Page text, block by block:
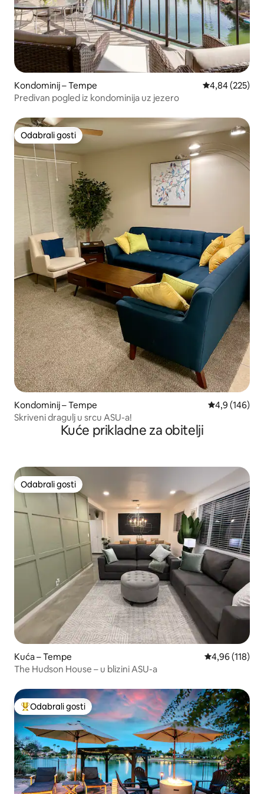
Kondominij – Tempe Prosječna
4,84 (225)
Predivan pogled iz kondominija uz jezero
Odabrali gosti
Odabrali gosti
Kondominij – Tempe Prosječna
4,9 (146)
Skriveni dragulj u srcu ASU-a!
Kuće prikladne za obitelji
Odabrali gosti
Odabrali gosti
Kuća – Tempe Prosječna
4,96 (118)
The Hudson House – u blizini ASU-a
Među najviše rangiranima s oznakom „Odabrali gosti”
Odabrali gosti